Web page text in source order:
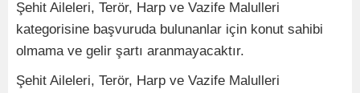
Şehit Aileleri, Terör, Harp ve Vazife Malulleri
kategorisine başvuruda bulunanlar için konut sahibi
olmama ve gelir şartı aranmayacaktır.
Şehit Aileleri, Terör, Harp ve Vazife Malulleri